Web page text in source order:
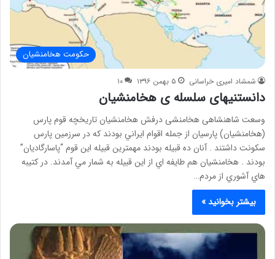
حکومت هخامنشیان
شمشاد امیری خراسانی ۵ بهمن ۱۳۹۶ ۱۰
دانستنیهای سلسله ی هخامنشیان
وسعت شاهنشاهی هخامنشی درفش هخامنشیان تاریخچه قوم پارس
(هخامنشیان) پارسيان از جمله اقوام ايراني بودند كه در سرزمين پارس
سكونت داشتند . آنان ده قبيله بودند مهمترين قبيله اين قوم “پاسارگاديان”
بودند . هخامنشيان هم طايفه اي از اين قبيله به شمار مي آمدند. در كتيبه
هاي آشوري از مردم…
بیشتر بخوانید »